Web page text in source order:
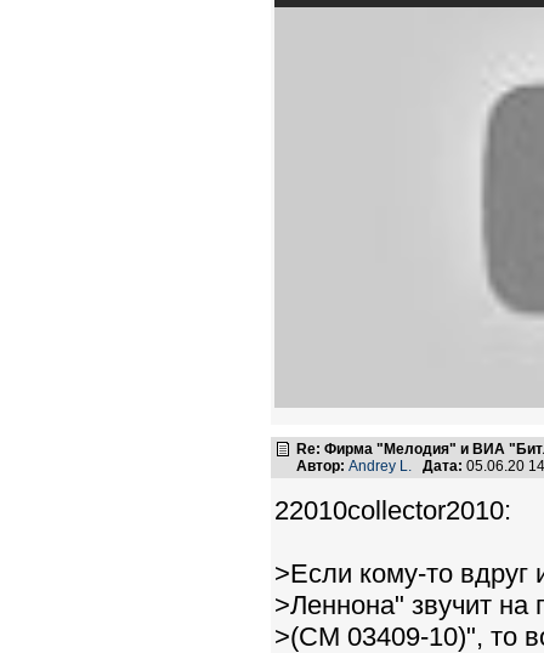
Re: Фирма "Мелодия" и ВИА
Автор: Andrey L. Дата: 05.06.20
22010collector2010:
>Если кому-то вдруг
>Леннона" звучит
>(СМ 03409-10)", то